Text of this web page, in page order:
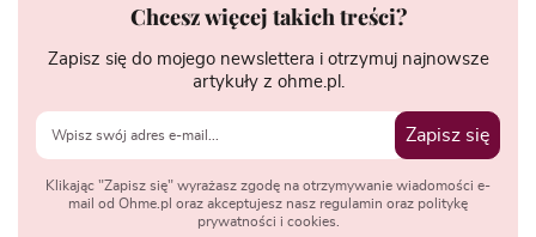
Chcesz więcej takich treści?
Zapisz się do mojego newslettera i otrzymuj najnowsze
artykuły z ohme.pl.
Zapisz się
Klikając "Zapisz się" wyrażasz zgodę na otrzymywanie wiadomości e-
mail od Ohme.pl oraz akceptujesz nasz regulamin oraz politykę
prywatności i cookies.